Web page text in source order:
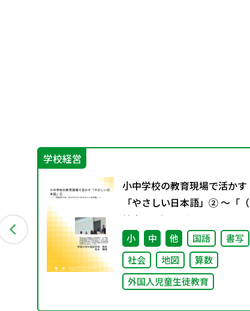
学校経営
小中学校の教育現場で活かす
「やさしい日本語」② ～「
校内での）子どもたちへのやさ
しい日本語」～
小 中 他 国語
書写
社会
地図
算数
外国人児童生徒教育